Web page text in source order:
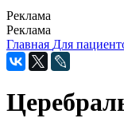
Реклама
Реклама
Главная Для